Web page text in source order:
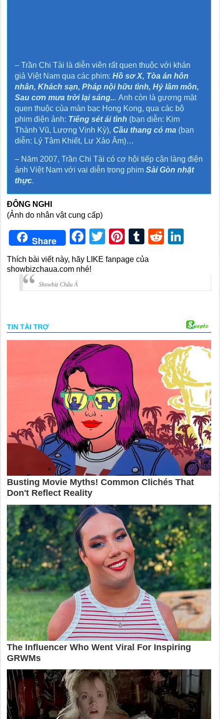
–Trần Chi Tài là diễn viên rất quen thuộc với khán
giả Việt Nam qua các phim:Hồ sơ X, Tòa án hôn
nhân, Khách sạn, Pháp nội hữu tình, Hỷ lâm môn,
Sau cơn mưa trời lại sáng...Anh còn là gương mặt
quen thuộc của màn bạc Hong Kong, qua các bộ
phim điện ảnh: Tiếng sét ái tình (bạn diễn: Kim
Thành Vũ, Lương Vịnh Kỳ),Cầu thang có ma (bạn
diễn: Lý Tâm Khiết, Lư Xảo Âm)…
– Năm 2007, Trần Chi Tài có cơ hội tiếp cận làng điện
ảnh Việt Nam với vai diễn trong phimSài Gòn nhật
thực.
ĐÔNG NGHI
(Ảnh do nhân vật cung cấp)
Share Facebook
TwitterPinterest
TumblrReddit
Thích bài viết này, hãy LIKE fanpage của
showbizchaua.com nhé!
Showbiz Châu Á